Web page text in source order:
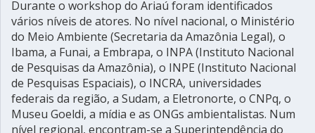
Durante o workshop do Ariaú foram identificados
vários níveis de atores. No nível nacional, o Ministério
do Meio Ambiente (Secretaria da Amazônia Legal), o
Ibama, a Funai, a Embrapa, o INPA (Instituto Nacional
de Pesquisas da Amazônia), o INPE (Instituto Nacional
de Pesquisas Espaciais), o INCRA, universidades
federais da região, a Sudam, a Eletronorte, o CNPq, o
Museu Goeldi, a mídia e as ONGs ambientalistas. Num
nível regional, encontram-se a Superintendência do